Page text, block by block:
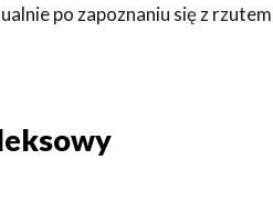
po zapoznaniu się z rzutem